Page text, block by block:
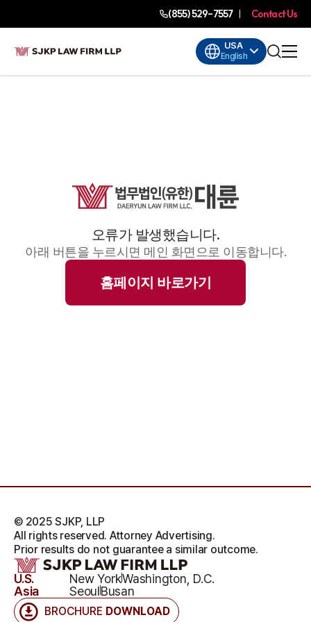
(855) 529-7557 Contact Us
USA
English
오류가 발생했습니다.
아래 버튼을 누르시면 메인 화면으로 이동합니다.
홈페이지 바로가기
BROCHURE DOWNLOAD
U.S. New YorkWashington, D.C.
Asia
SeoulBusan
© 2025 SJKP, LLP
All rights reserved. Attorney Advertising.
Prior results do not guarantee a similar outcome.